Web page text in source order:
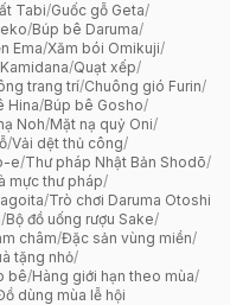
Tabi/Guốc gỗ Geta/
/Búp bê Daruma/
Ema/Xăm bói Omikuji/
/Quạt xếp/
trang trí/Chuông gió Furin/
Hina/Búp bê Gosho/
Noh/Mặt nạ quỷ Oni/
/Vải dệt thủ công/
e/Thư pháp Nhật Bản Shodō/
mực thư pháp/
/Trò chơi Daruma Otoshi
/Bộ đồ uống rượu Sake/
châm/Đặc sản vùng miền/
tặng nhỏ/
bê/Hàng giới hạn theo mùa/
dùng mùa lễ hội